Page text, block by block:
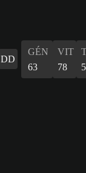
DD
GÉN
63
VIT
78